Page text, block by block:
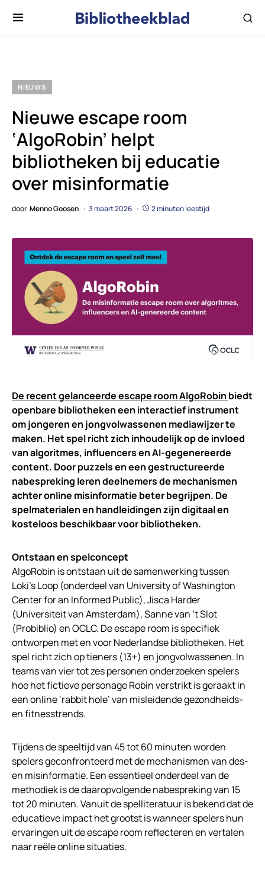
NIEUWS
Nieuwe escape room
‘AlgoRobin’ helpt
bibliotheken bij educatie
over misinformatie
door Menno Goosen 3 maart 2026 2 minuten leestijd
De recent gelanceerde escape room AlgoRobin biedt
openbare bibliotheken een interactief instrument
om jongeren en jongvolwassenen mediawijzer te
maken. Het spel richt zich inhoudelijk op de invloed
van algoritmes, influencers en AI-gegenereerde
content. Door puzzels en een gestructureerde
nabespreking leren deelnemers de mechanismen
achter online misinformatie beter begrijpen. De
spelmaterialen en handleidingen zijn digitaal en
kosteloos beschikbaar voor bibliotheken.
Ontstaan en spelconcept
AlgoRobin is ontstaan uit de samenwerking tussen
Loki’s Loop (onderdeel van University of Washington
Center for an Informed Public), Jisca Harder
(Universiteit van Amsterdam), Sanne van ’t Slot
(Probiblio) en OCLC. De escape room is specifiek
ontworpen met en voor Nederlandse bibliotheken. Het
spel richt zich op tieners (13+) en jongvolwassenen. In
teams van vier tot zes personen onderzoeken spelers
hoe het fictieve personage Robin verstrikt is geraakt in
een online ‘rabbit hole’ van misleidende gezondheids-
en fitnesstrends.
Tijdens de speeltijd van 45 tot 60 minuten worden
spelers geconfronteerd met de mechanismen van des-
en misinformatie. Een essentieel onderdeel van de
methodiek is de daaropvolgende nabespreking van 15
tot 20 minuten. Vanuit de spelliteratuur is bekend dat de
educatieve impact het grootst is wanneer spelers hun
ervaringen uit de escape room reflecteren en vertalen
naar reële online situaties.